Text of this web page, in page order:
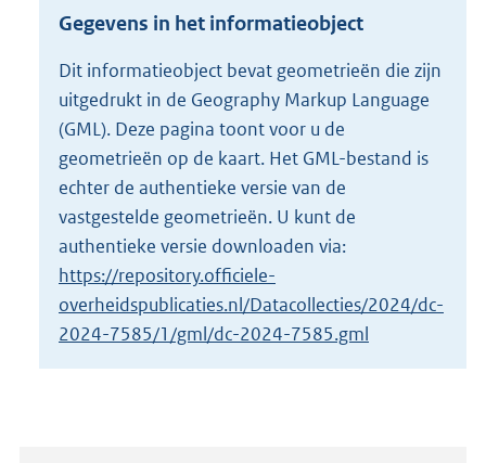
r
o
t
t
e
2
K
b
Gegevens in het informatieobject
Dit informatieobject bevat geometrieën die zijn
uitgedrukt in de Geography Markup Language
(GML). Deze pagina toont voor u de
geometrieën op de kaart. Het GML-bestand is
echter de authentieke versie van de
vastgestelde geometrieën. U kunt de
authentieke versie downloaden via:
https://repository.officiele-
overheidspublicaties.nl/Datacollecties/2024/dc-
2024-7585/1/gml/dc-2024-7585.gml